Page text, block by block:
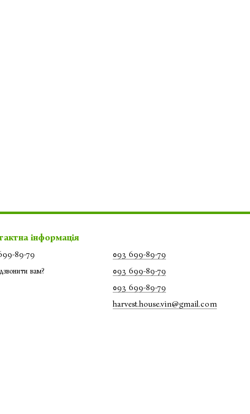
інформація
89-79
вам?
093 699-89-79
093 699-89-79
093 699-89-79
harvest.house.vin@gmail.com